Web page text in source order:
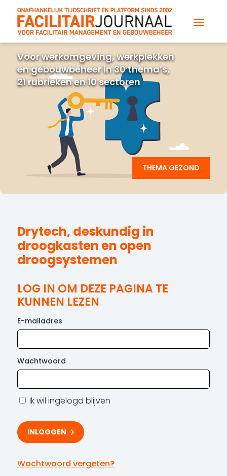
Voor werkomgeving, werkplekken
en gebouwbeheer in 30 thema’s,
21 rubrieken en 10 sectoren
THEMA GEZOND
Drytech, deskundig in
droogkasten en open
droogsystemen
LOG IN OM DEZE PAGINA TE
KUNNEN LEZEN
E-mailadres
Wachtwoord
Ik wil ingelogd blijven
Wachtwoord vergeten?